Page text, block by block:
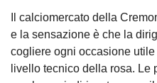
Il calciomercato della
e la sensazione è che la
cogliere ogni occasione
livello tecnico della rosa. Le